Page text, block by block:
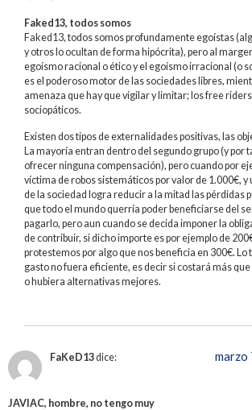
Faked13, todos somos
Faked13, todos somos profundamente egoístas
y otros lo ocultan de forma hipócrita), pero al
egoísmo racional o ético y el egoísmo irracional (o
es el poderoso motor de las sociedades libres,
amenaza que hay que vigilar y limitar; los free
sociopáticos.
Existen dos tipos de externalidades positivas, las
La mayoría entran dentro del segundo grupo (y por
ofrecer ninguna compensación), pero cuando por
víctima de robos sistemáticos por valor de 1.000€, y
de la sociedad logra reducir a la mitad las pérdidas
que todo el mundo querría poder beneficiarse del
pagarlo, pero aun cuando se decida imponer la
de contribuir, si dicho importe es por ejemplo de
protestemos por algo que nos beneficia en 300€. Lo
gasto no fuera eficiente, es decir si costará más
o hubiera alternativas mejores.
FaKeD13dice: marzo
JAVIAC, hombre, no tengo muy